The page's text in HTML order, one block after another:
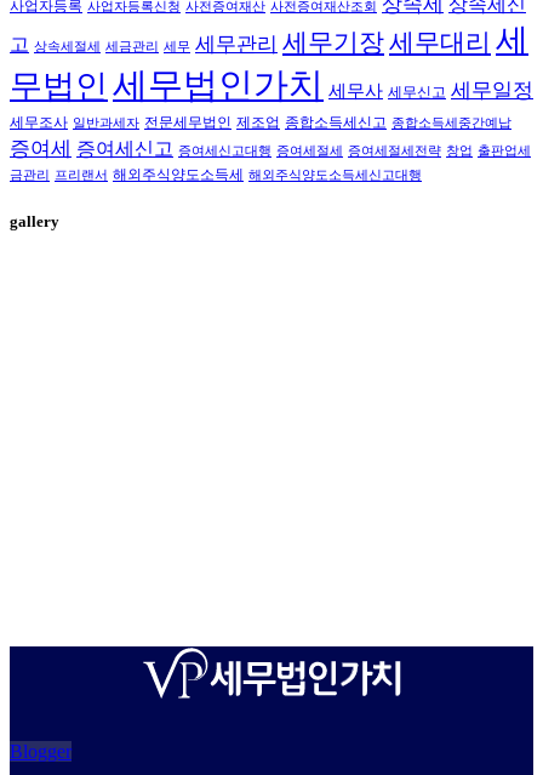
사업자등록 사업자등록신청 사전증여재산 사전증여재산조회
고 상속세절세 세금관리 세무 세무관리 세무기장세무대리 세
무법인 세무법인가치 세무사 세무신고 세무일정
세무조사 일반과세자 전문세무법인 제조업 종합소득세신고 종합소득세중간예납
증여세 증여세신고 증여세신고대행 증여세절세 증여세절세전략 창업 출판업세
금관리
프리랜서 해외주식양도소득세 해외주식양도소득세신고대행
gallery
Blogger